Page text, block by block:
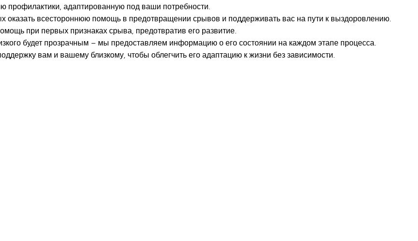
профилактики, адаптированную под ваши потребности.
оказать всестороннюю помощь в предотвращении срывов и поддерживать вас на пути к выздоровлению.
при первых признаках срыва, предотвратив его развитие.
будет прозрачным – мы предоставляем информацию о его состоянии на каждом этапе процесса.
вам и вашему близкому, чтобы облегчить его адаптацию к жизни без зависимости.